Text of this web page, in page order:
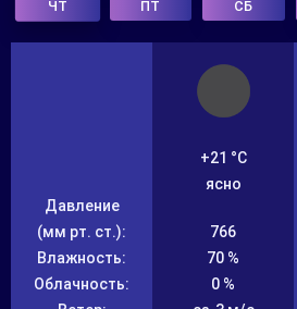
ЧТ ПТ СБ
Давление
(мм рт. ст.):
Влажность:
Облачность:
+21 °C
ясно
766
70 %
0 %